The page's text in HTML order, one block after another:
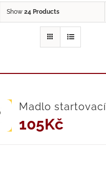
Show 24 Products
Madlo startovací
105Kč